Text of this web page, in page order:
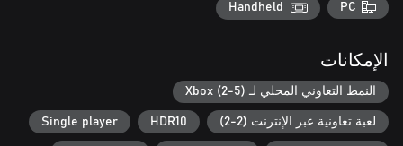
PC
Handheld
الإمكانات
النمط التعاوني المحلي لـ Xbox (2-5)
لعبة تعاونية عبر الإنترنت (2-2) HDR10
Single player